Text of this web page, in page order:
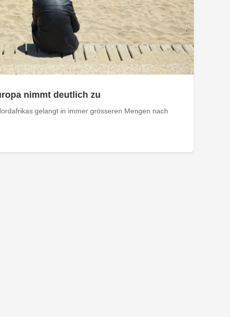
nimmt deutlich zu
gelangt in immer grösseren Mengen nach